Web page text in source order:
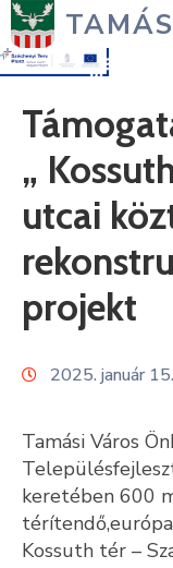
Önkormányzat
Polgármesteri
Hivatal
Közérdekű
Turizmus
Média
Kultúra
Keresés
„
utcai
projekt
2025. január 15.
Tamási Város
keretében 600
Kossuth tér –